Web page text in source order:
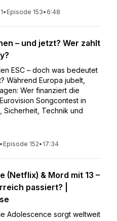
• Episode 153• 6:48
– und jetzt? Wer zahlt
ESC – doch was bedeutet
Während Europa jubelt,
Wer finanziert die
Songcontest in
Sicherheit, Technik und
• Episode 152• 17:34
(Netflix) & Mord mit 13 –
passiert? |
Adolescence sorgt weltweit